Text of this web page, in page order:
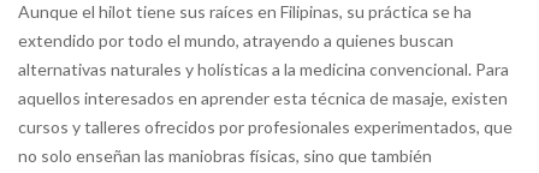
Aunque el hilot tiene sus raíces en Filipinas, su práctica se ha
extendido por todo el mundo, atrayendo a quienes buscan
alternativas naturales y holísticas a la medicina convencional. Para
aquellos interesados en aprender esta técnica de masaje, existen
cursos y talleres ofrecidos por profesionales experimentados, que
no solo enseñan las maniobras físicas, sino que también